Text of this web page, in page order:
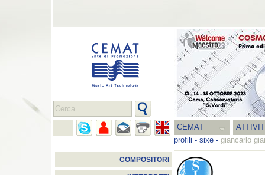
CEMAT
profili - sixe - giancarlo
COMPOSITORI